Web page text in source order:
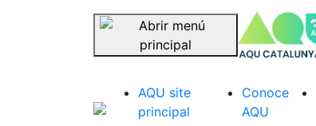
Saltar navegación
AQU site
principal
Conoce
AQU